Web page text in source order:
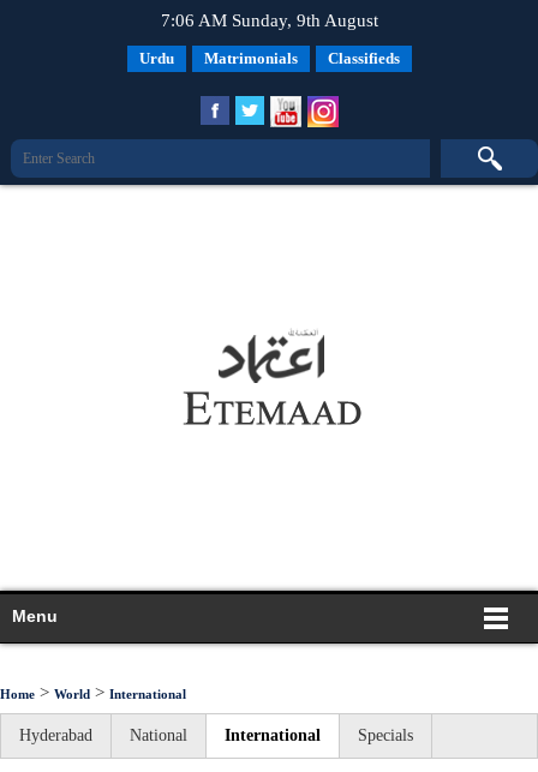
7:06 AM Sunday, 9th August
Urdu Matrimonials Classifieds
Menu
Home > World > International
Hyderabad National International Specials